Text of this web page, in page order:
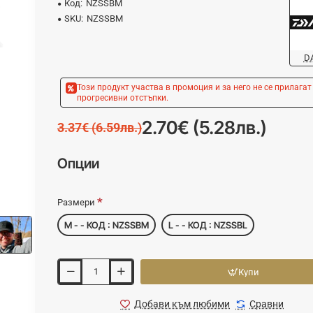
Код: NZSSBM
SKU: NZSSBM
Този продукт участва в промоция и за него не се прилагат
прогресивни отстъпки.
2.70€ (5.28лв.)
3.37€ (6.59лв.)
Опции
Размери
M - - КОД : NZSSBM L - - КОД : NZSSBL
Купи
Добави към любими Сравни